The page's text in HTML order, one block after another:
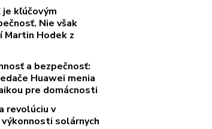
je kľúčovým
Nie však
Martin Hodek z
a bezpečnosť:
Huawei menia
pre domácnosti
revolúciu v
solárnych